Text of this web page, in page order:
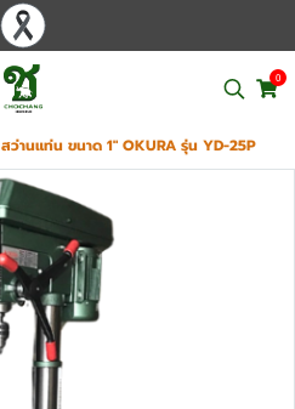
0
สว่านแท่น ขนาด 1" OKURA รุ่น YD-25P